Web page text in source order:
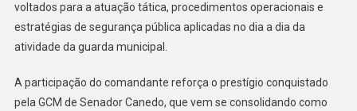
voltados para a atuação tática, procedimentos operacionais e
estratégias de segurança pública aplicadas no dia a dia da
atividade da guarda municipal.
A participação do comandante reforça o prestígio conquistado
pela GCM de Senador Canedo, que vem se consolidando como